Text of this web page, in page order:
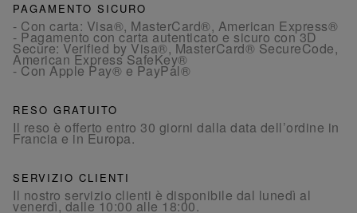
PAGAMENTO SICURO
- Con carta: Visa®, MasterCard®, American Express®
- Pagamento con carta autenticato e sicuro con 3D
Secure: Verified by Visa®, MasterCard® SecureCode,
American Express SafeKey®
- Con Apple Pay® e PayPal®
RESO GRATUITO
Il reso è offerto entro 30 giorni dalla data dell’ordine in
Francia e in Europa.
SERVIZIO CLIENTI
Il nostro servizio clienti è disponibile dal lunedì al
venerdì, dalle 10:00 alle 18:00.